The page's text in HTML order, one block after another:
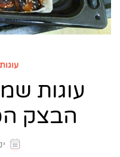
עוגות
עוגות
הבצק